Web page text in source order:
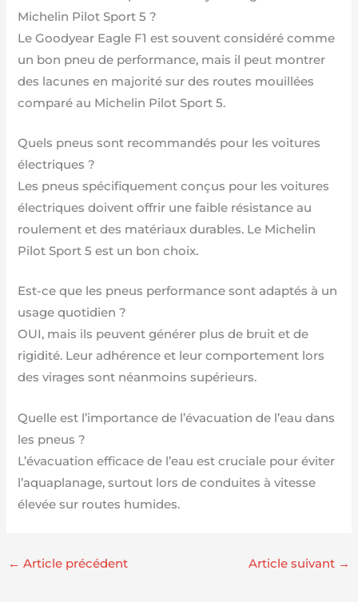
Michelin Pilot Sport 5 ?
Le Goodyear Eagle F1 est souvent considéré comme
un bon pneu de performance, mais il peut montrer
des lacunes en majorité sur des routes mouillées
comparé au Michelin Pilot Sport 5.
Quels pneus sont recommandés pour les voitures
électriques ?
Les pneus spécifiquement conçus pour les voitures
électriques doivent offrir une faible résistance au
roulement et des matériaux durables. Le Michelin
Pilot Sport 5 est un bon choix.
Est-ce que les pneus performance sont adaptés à un
usage quotidien ?
OUI, mais ils peuvent générer plus de bruit et de
rigidité. Leur adhérence et leur comportement lors
des virages sont néanmoins supérieurs.
Quelle est l’importance de l’évacuation de l’eau dans
les pneus ?
L’évacuation efficace de l’eau est cruciale pour éviter
l’aquaplanage, surtout lors de conduites à vitesse
élevée sur routes humides.
← Article précédent Article suivant →